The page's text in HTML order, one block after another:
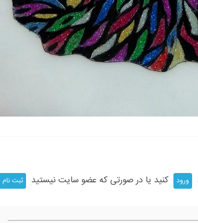
ورود کنید یا در صورتی که عضو سایت نیستید ثبت نام در